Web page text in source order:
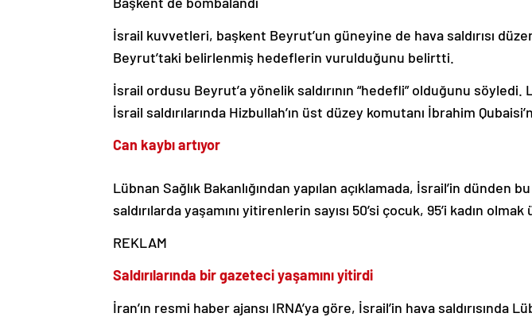
İsrail kuvvetleri, başkent Beyrut’un güneyine de hava saldırısı
Beyrut’taki belirlenmiş hedeflerin vurulduğunu belirtti.
İsrail ordusu Beyrut’a yönelik saldırının “hedefli” olduğunu söyledi.
İsrail saldırılarında Hizbullah’ın üst düzey komutanı İbrahim
Can kaybı artıyor
Lübnan Sağlık Bakanlığından yapılan açıklamada, İsrail’in dünden
saldırılarda yaşamını yitirenlerin sayısı 50’si çocuk, 95’i kadın
REKLAM
Saldırılarında bir gazeteci yaşamını yitirdi
İran’ın resmi haber ajansı IRNA’ya göre, İsrail’in hava saldırısında